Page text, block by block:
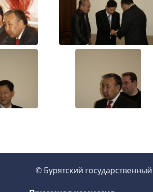
© Бурятский